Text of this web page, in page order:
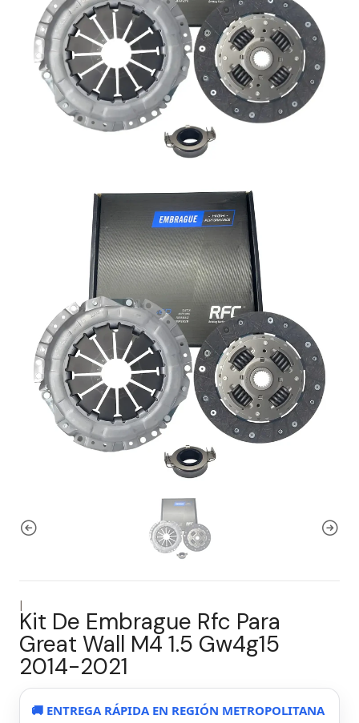
|
Kit De Embrague Rfc Para
Great Wall M4 1.5 Gw4g15
2014-2021
🚚 ENTREGA RÁPIDA EN REGIÓN METROPOLITANA